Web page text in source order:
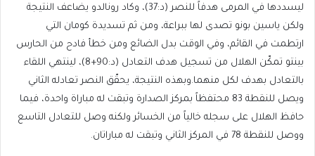
ليسددها في المرمى هدفاً للنصر (د:37)، وكاد رونالدو يضاعف النتيجة
ولكن ياسين بونو تصدى لها ببراعة، ومن ثم تسديدة كومان التي
ارتطمت في القائم، وفي الوقت بدل الضائع ومن خطأ فادح من الحارس
بينتو تمكّن الهلال من تسجيل هدف التعادل (د:90+8)، لينتهي اللقاء
بالتعادل بهدف لكل منهما.وبهذه النتيجة، يحقّق النصر تعادله الثاني
ويصل للنقطة 83 محتفظاً بمركز الصدارة وتبقت له مباراة واحدة، فيما
حافظ الهلال على سجله خالياً من الخسائر ولكنه وصل للتعادل التاسع
ووصل للنقطة 78 في المركز الثاني وتبقت له مباراتان.